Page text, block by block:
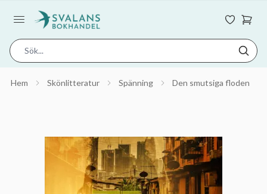
Hem Skönlitteratur Spänning Den smutsiga floden